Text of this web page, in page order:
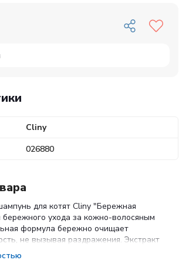
Cliny
026880
для котят Cliny "Бережная
бережного ухода за кожно-волосяным
формула бережно очищает
не вызывая раздражения. Экстракт
пшеницы, источник витамина В5,
и увлажнение, поддерживают